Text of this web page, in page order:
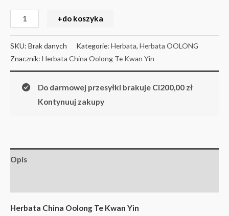
+do koszyka
SKU: Brak danych Kategorie: Herbata, Herbata OOLONG
Znacznik: Herbata China Oolong Te Kwan Yin
Do darmowej przesyłki brakuje Ci200,00 zł
Kontynuuj zakupy
Opis
Herbata China Oolong Te Kwan Yin